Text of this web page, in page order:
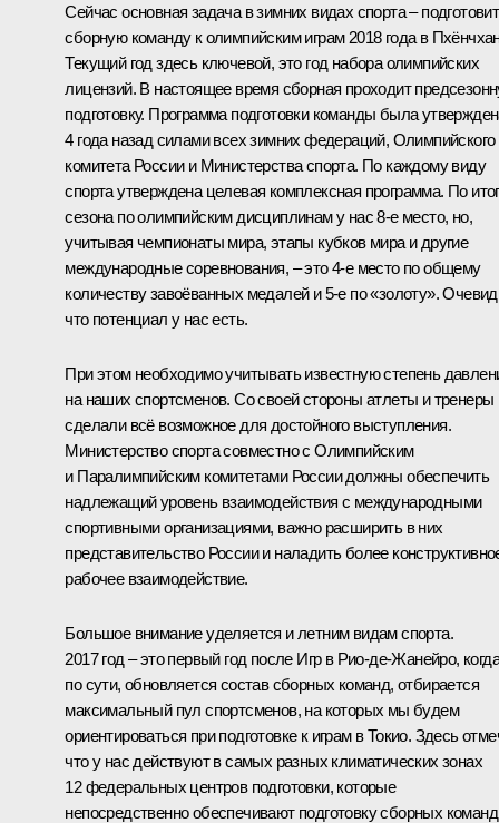
Сейчас основная задача в зимних видах спорта –
сборную команду к олимпийским играм 2018 года в
Текущий год здесь ключевой, это год набора олимпийских
лицензий. В настоящее время сборная проходит
подготовку. Программа подготовки команды была
4 года назад силами всех зимних федераций, Олимпийского
комитета России и Министерства спорта. По каждому виду
спорта утверждена целевая комплексная программа. По
сезона по олимпийским дисциплинам у нас 8‑е место, но,
учитывая чемпионаты мира, этапы кубков мира и другие
международные соревнования, – это 4‑е место по общему
количеству завоёванных медалей и 5‑е по «золоту».
что потенциал у нас есть.
При этом необходимо учитывать известную степень
на наших спортсменов. Со своей стороны атлеты и тренеры
сделали всё возможное для достойного выступления.
Министерство спорта совместно с Олимпийским
и Паралимпийским комитетами России должны обеспечить
надлежащий уровень взаимодействия с международными
спортивными организациями, важно расширить в них
представительство России и наладить более
рабочее взаимодействие.
Большое внимание уделяется и летним видам спорта.
2017 год – это первый год после Игр в Рио‑де‑Жанейро,
по сути, обновляется состав сборных команд, отбирается
максимальный пул спортсменов, на которых мы будем
ориентироваться при подготовке к играм в Токио. Здесь
что у нас действуют в самых разных климатических зонах
12 федеральных центров подготовки, которые
непосредственно обеспечивают подготовку сборных